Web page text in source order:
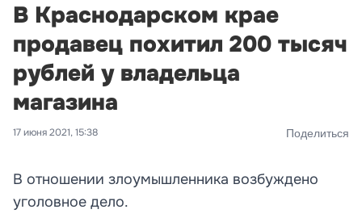
В Краснодарском крае
продавец похитил 200 тысяч
рублей у владельца
магазина
17 июня 2021, 15:38 Поделиться
В отношении злоумышленника возбуждено
уголовное дело.